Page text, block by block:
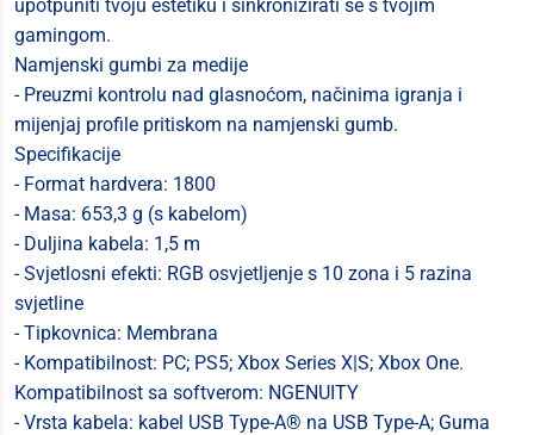
upotpuniti tvoju estetiku i sinkronizirati se s tvojim
gamingom.
Namjenski gumbi za medije
- Preuzmi kontrolu nad glasnoćom, načinima igranja i
mijenjaj profile pritiskom na namjenski gumb.
Specifikacije
- Format hardvera: 1800
- Masa: 653,3 g (s kabelom)
- Duljina kabela: 1,5 m
- Svjetlosni efekti: RGB osvjetljenje s 10 zona i 5 razina
svjetline
- Tipkovnica: Membrana
- Kompatibilnost: PC; PS5; Xbox Series X|S; Xbox One.
Kompatibilnost sa softverom: NGENUITY
- Vrsta kabela: kabel USB Type-A® na USB Type-A; Guma